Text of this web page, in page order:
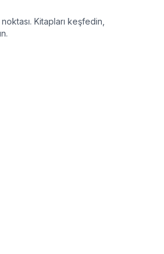
Kitapları keşfedin,